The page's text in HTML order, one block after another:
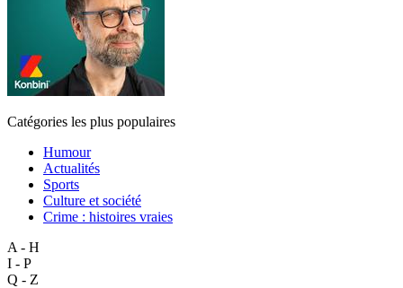
Catégories les plus populaires
Humour
Actualités
Sports
Culture et société
Crime : histoires vraies
A - H
I - P
Q - Z